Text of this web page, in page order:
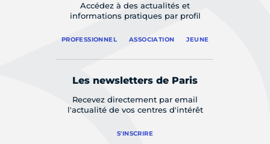
Accédez à des actualités et
informations pratiques par profil
PROFESSIONNEL ASSOCIATION JEUNE
Les newsletters de Paris
Recevez directement par email
l'actualité de vos centres d'intérêt
S'INSCRIRE